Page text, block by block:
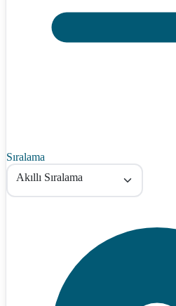
Sıralama
Akıllı Sıralama